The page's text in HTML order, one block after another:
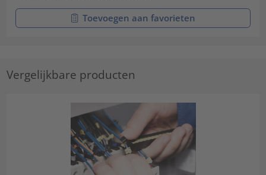
Toevoegen aan favorieten
Vergelijkbare producten